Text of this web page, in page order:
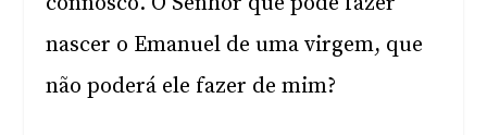
nascer o Emanuel de uma virgem, que
não poderá ele fazer de mim?